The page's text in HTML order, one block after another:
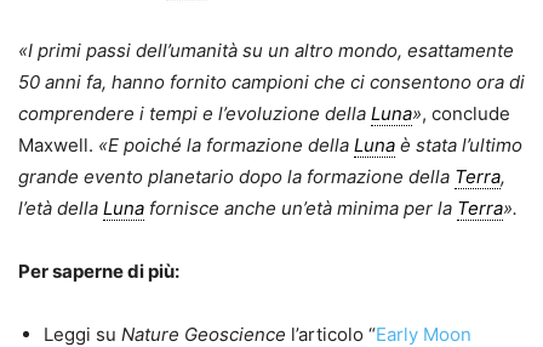
«I primi passi dell’umanità su un altro mondo, esattamente
50 anni fa, hanno fornito campioni che ci consentono ora di
comprendere i tempi e l’evoluzione della Luna», conclude
Maxwell. «E poiché la formazione della Luna è stata l’ultimo
grande evento planetario dopo la formazione della Terra,
l’età della Luna fornisce anche un’età minima per la Terra».
Per saperne di più:
Leggi su Nature Geoscience l’articolo “Early Moon